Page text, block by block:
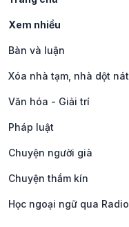
Xem nhiều
Bàn và luận
Xóa nhà tạm, nhà dột nát
Văn hóa - Giải trí
Pháp luật
Chuyện người già
Chuyện thầm kín
Học ngoại ngữ qua Radio